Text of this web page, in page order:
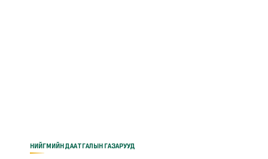
НИЙГМИЙН ДААТГАЛЫН ГАЗАРУУД